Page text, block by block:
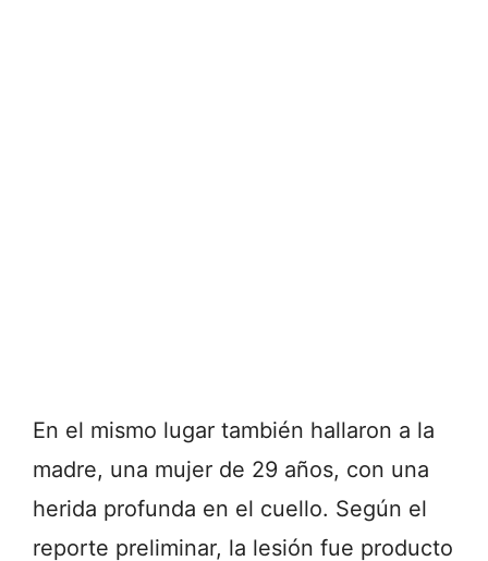
En el mismo lugar también hallaron a la
madre, una mujer de 29 años, con una
herida profunda en el cuello. Según el
reporte preliminar, la lesión fue producto